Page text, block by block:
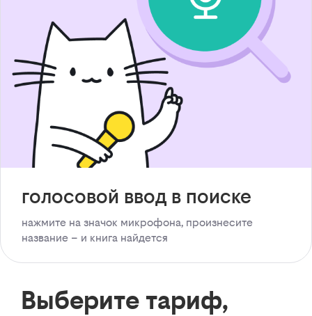
голосовой ввод в поиске
нажмите на значок микрофона, произнесите
название – и книга найдется
Выберите тариф,